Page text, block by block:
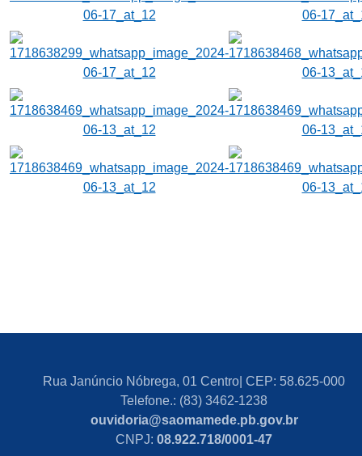
Rua Janúncio Nóbrega, 01 Centro| CEP: 58.625-000
Telefone.: (83) 3462-1238
ouvidoria@saomamede.pb.gov.br
CNPJ: 08.922.718/0001-47